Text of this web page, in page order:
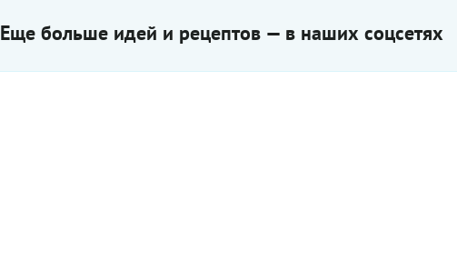
Еще больше идей и рецептов — в наших соцсетях